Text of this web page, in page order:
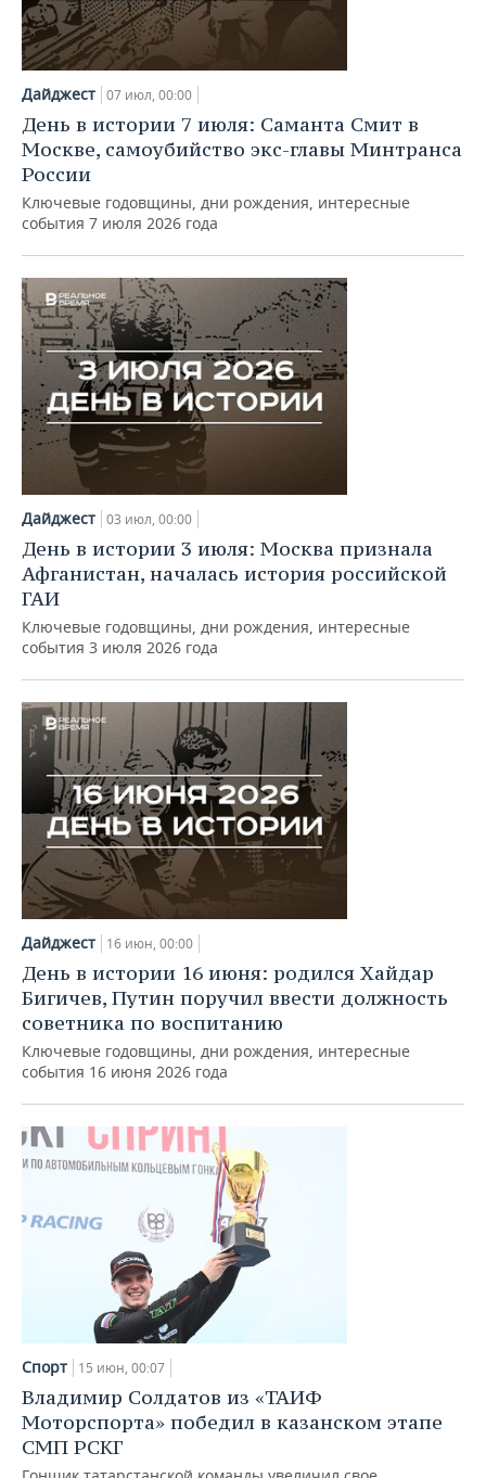
Дайджест 07 июл, 00:00
День в истории 7 июля: Саманта Смит в
Москве, самоубийство экс-главы Минтранса
России
Ключевые годовщины, дни рождения, интересные
события 7 июля 2026 года
Дайджест 03 июл, 00:00
День в истории 3 июля: Москва признала
Афганистан, началась история российской
ГАИ
Ключевые годовщины, дни рождения, интересные
события 3 июля 2026 года
Дайджест 16 июн, 00:00
День в истории 16 июня: родился Хайдар
Бигичев, Путин поручил ввести должность
советника по воспитанию
Ключевые годовщины, дни рождения, интересные
события 16 июня 2026 года
Спорт 15 июн, 00:07
Владимир Солдатов из «ТАИФ
Моторспорта» победил в казанском этапе
СМП РСКГ